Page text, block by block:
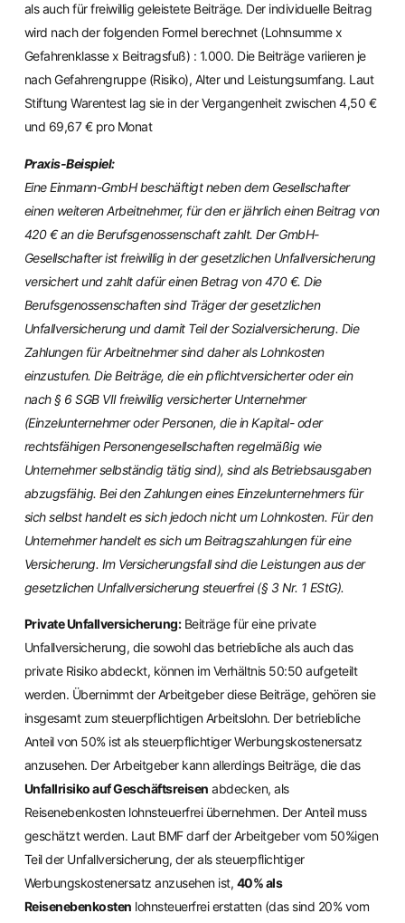
als auch für freiwillig geleistete Beiträge. Der individuelle Beitrag
wird nach der folgenden Formel berechnet (Lohnsumme x
Gefahrenklasse x Beitragsfuß) : 1.000. Die Beiträge variieren je
nach Gefahrengruppe (Risiko), Alter und Leistungsumfang. Laut
Stiftung Warentest lag sie in der Vergangenheit zwischen 4,50 €
und 69,67 € pro Monat
Praxis-Beispiel:
Eine Einmann-GmbH beschäftigt neben dem Gesellschafter
einen weiteren Arbeitnehmer, für den er jährlich einen Beitrag von
420 € an die Berufsgenossenschaft zahlt. Der GmbH-
Gesellschafter ist freiwillig in der gesetzlichen Unfallversicherung
versichert und zahlt dafür einen Betrag von 470 €. Die
Berufsgenossenschaften sind Träger der gesetzlichen
Unfallversicherung und damit Teil der Sozialversicherung. Die
Zahlungen für Arbeitnehmer sind daher als Lohnkosten
einzustufen. Die Beiträge, die ein pflichtversicherter oder ein
nach § 6 SGB VII freiwillig versicherter Unternehmer
(Einzelunternehmer oder Personen, die in Kapital- oder
rechtsfähigen Personengesellschaften regelmäßig wie
Unternehmer selbständig tätig sind), sind als Betriebsausgaben
abzugsfähig. Bei den Zahlungen eines Einzelunternehmers für
sich selbst handelt es sich jedoch nicht um Lohnkosten. Für den
Unternehmer handelt es sich um Beitragszahlungen für eine
Versicherung. Im Versicherungsfall sind die Leistungen aus der
gesetzlichen Unfallversicherung steuerfrei (§ 3 Nr. 1 EStG).
Private Unfallversicherung:Beiträge für eine private
Unfallversicherung, die sowohl das betriebliche als auch das
private Risiko abdeckt, können im Verhältnis 50:50 aufgeteilt
werden. Übernimmt der Arbeitgeber diese Beiträge, gehören sie
insgesamt zum steuerpflichtigen Arbeitslohn. Der betriebliche
Anteil von 50% ist als steuerpflichtiger Werbungskostenersatz
anzusehen. Der Arbeitgeber kann allerdings Beiträge, die das
Unfallrisiko auf Geschäftsreisen abdecken, als
Reisenebenkosten lohnsteuerfrei übernehmen. Der Anteil muss
geschätzt werden. Laut BMF darf der Arbeitgeber vom 50%igen
Teil der Unfallversicherung, der als steuerpflichtiger
Werbungskostenersatz anzusehen ist, 40% als
Reisenebenkosten lohnsteuerfrei erstatten (das sind 20% vom